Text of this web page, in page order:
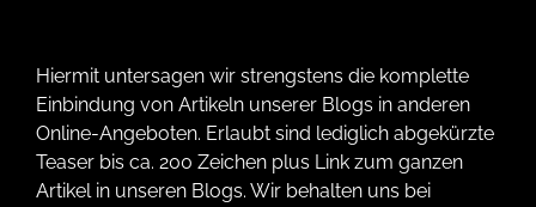
Hiermit untersagen wir strengstens die komplette
Einbindung von Artikeln unserer Blogs in anderen
Online-Angeboten. Erlaubt sind lediglich abgekürzte
Teaser bis ca. 200 Zeichen plus Link zum ganzen
Artikel in unseren Blogs. Wir behalten uns bei